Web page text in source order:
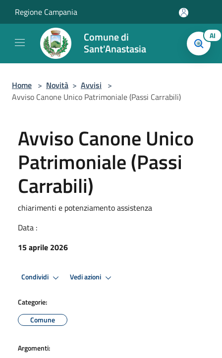
Regione Campania
Comune di
Sant'Anastasia
AI
Home > Novità > Avvisi >
Avviso Canone Unico Patrimoniale (Passi Carrabili)
Avviso Canone Unico
Patrimoniale (Passi
Carrabili)
chiarimenti e potenziamento assistenza
Data :
15 aprile 2026
Condividi Vedi azioni
Categorie:
Comune
Argomenti: